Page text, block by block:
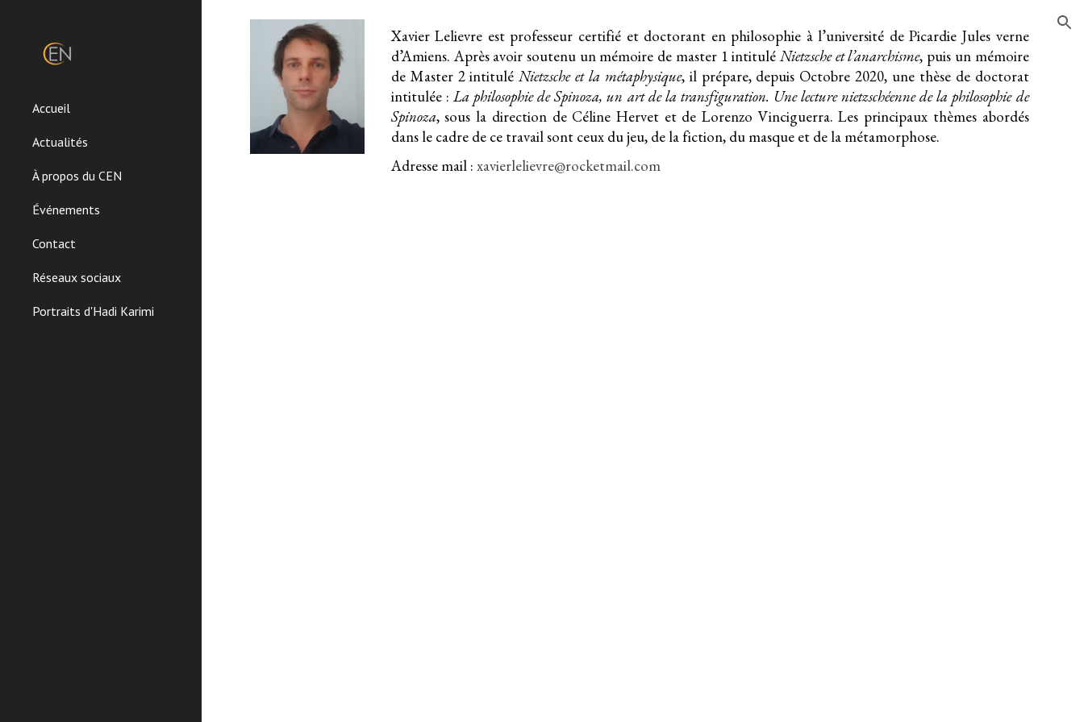
Skip to main content Skip to navigation
Accueil
Actualités
À propos du CEN
Événements
Contact
Réseaux sociaux
Portraits d'Hadi Karimi
Xavier Lelievre est professeur certifié et doctorant en philosophie à l’université de Picardie Jules verne
d’Amiens. Après avoir soutenu un mémoire de master 1 intitulé Nietzsche et l’anarchisme, puis un mémoire
de Master 2 intituléNietzsche et la métaphysique, il prépare, depuis Octobre 2020, une thèse de doctorat
intitulée :La philosophie de Spinoza, un art de la transfiguration. Une lecture nietzschéenne de la philosophie de
Spinoza, sous la direction de Céline Hervet et de Lorenzo Vinciguerra. Les principaux thèmes abordés
dans le cadre de ce travail sont ceux du jeu, de la fiction, du masque et de la métamorphose.
Adresse mail : xavierlelievre@rocketmail.com